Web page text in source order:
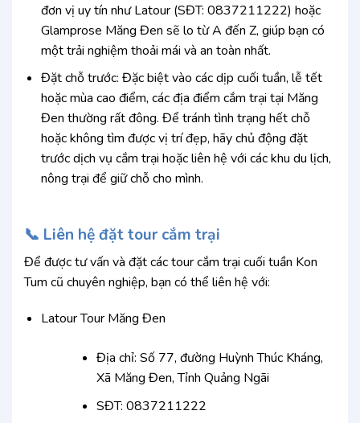
đơn vị uy tín như Latour (SĐT: 0837211222) hoặc
Glamprose Măng Đen sẽ lo từ A đến Z, giúp bạn có
một trải nghiệm thoải mái và an toàn nhất.
Đặt chỗ trước: Đặc biệt vào các dịp cuối tuần, lễ tết
hoặc mùa cao điểm, các địa điểm cắm trại tại Măng
Đen thường rất đông. Để tránh tình trạng hết chỗ
hoặc không tìm được vị trí đẹp, hãy chủ động đặt
trước dịch vụ cắm trại hoặc liên hệ với các khu du lịch,
nông trại để giữ chỗ cho mình.
📞 Liên hệ đặt tour cắm trại
Để được tư vấn và đặt các tour cắm trại cuối tuần Kon
Tum cũ chuyên nghiệp, bạn có thể liên hệ với:
Latour Tour Măng Đen
Địa chỉ: Số 77, đường Huỳnh Thúc Kháng,
Xã Măng Đen, Tỉnh Quảng Ngãi
SĐT: 0837211222